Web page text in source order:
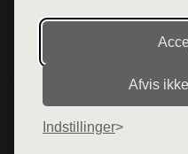
Afvis
Indstillinger
Denne side er en del af
hjemmesider med
diverse webshops. Der
henviser til de shops, som
varerne på lager.